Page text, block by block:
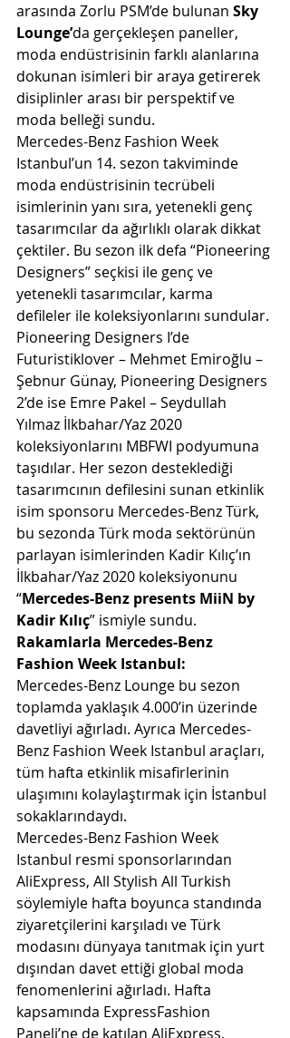
arasında Zorlu PSM’de bulunan Sky
Lounge’da gerçekleşen paneller,
moda endüstrisinin farklı alanlarına
dokunan isimleri bir araya getirerek
disiplinler arası bir perspektif ve
moda belleği sundu.
Mercedes-Benz Fashion Week
Istanbul’un 14. sezon takviminde
moda endüstrisinin tecrübeli
isimlerinin yanı sıra, yetenekli genç
tasarımcılar da ağırlıklı olarak dikkat
çektiler. Bu sezon ilk defa “Pioneering
Designers” seçkisi ile genç ve
yetenekli tasarımcılar, karma
defileler ile koleksiyonlarını sundular.
Pioneering Designers I’de
Futuristiklover – Mehmet Emiroğlu –
Şebnur Günay, Pioneering Designers
2’de ise Emre Pakel – Seydullah
Yılmaz İlkbahar/Yaz 2020
koleksiyonlarını MBFWI podyumuna
taşıdılar. Her sezon desteklediği
tasarımcının defilesini sunan etkinlik
isim sponsoru Mercedes-Benz Türk,
bu sezonda Türk moda sektörünün
parlayan isimlerinden Kadir Kılıç’ın
İlkbahar/Yaz 2020 koleksiyonunu
“Mercedes-Benz presents MiiN by
Kadir Kılıç” ismiyle sundu.
Rakamlarla Mercedes-Benz
Fashion Week Istanbul:
Mercedes-Benz Lounge bu sezon
toplamda yaklaşık 4.000’in üzerinde
davetliyi ağırladı. Ayrıca Mercedes-
Benz Fashion Week Istanbul araçları,
tüm hafta etkinlik misafirlerinin
ulaşımını kolaylaştırmak için İstanbul
sokaklarındaydı.
Mercedes-Benz Fashion Week
Istanbul resmi sponsorlarından
AliExpress, All Stylish All Turkish
söylemiyle hafta boyunca standında
ziyaretçilerini karşıladı ve Türk
modasını dünyaya tanıtmak için yurt
dışından davet ettiği global moda
fenomenlerini ağırladı. Hafta
kapsamında ExpressFashion
Paneli’ne de katılan AliExpress,